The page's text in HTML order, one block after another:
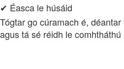
✔ Éasca le húsáid
Tógtar go cúramach é,
agus tá sé réidh le